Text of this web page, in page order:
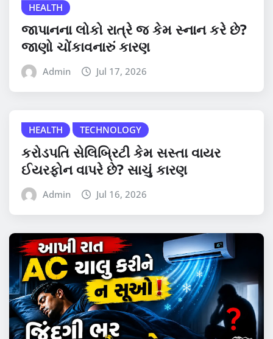
HEALTH
જાપાનના લોકો રાત્રે જ કેમ સ્નાન કરે છે?
જાણો ચોંકાવનારું કારણ
Admin Jul 17, 2026
HEALTH TECHNOLOGY
કરોડપતિ સેલિબ્રિટી કેમ સસ્તા વાયર
ઈયરફોન વાપરે છે? સાચું કારણ
Admin Jul 16, 2026